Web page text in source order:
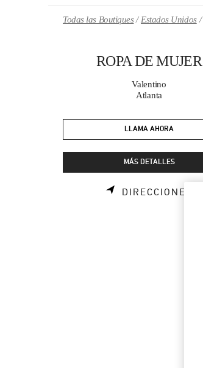
Todas las Boutiques Estados Unidos
ROPA DE MUJER
Valentino
Atlanta
LLAMA AHORA
MÁS DETALLES
DIRECCIONES